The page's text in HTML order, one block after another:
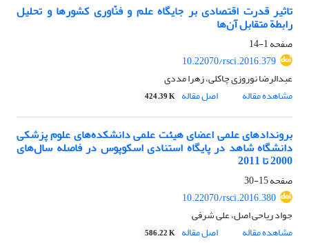
تاثیر قدرت اقتصادی بر جایگاه علم و فنّاوری کشورها و تحلیل
رابطة متقابل آن‌ها
صفحه1-14
10.22070/rsci.2016.379
عبدالرضا نوروزی چاکلی، زهرا مددی
مشاهده مقاله
اصل مقاله 424.39 K
بروندادهای علمی اعضای هیئت علمی دانشکده‌های علوم پزشکی
دانشگاه شاهد در پایگاه استنادی اسکوپوس در فاصله سال‌های
2000 تا 2011
صفحه15-30
10.22070/rsci.2016.380
جواد ریاحی اصل، علی شرفی
مشاهده مقاله
اصل مقاله 586.22 K